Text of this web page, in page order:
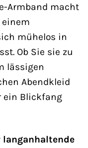
Armband macht
einem
mühelos in
Ob Sie sie zu
lässigen
Abendkleid
ein Blickfang